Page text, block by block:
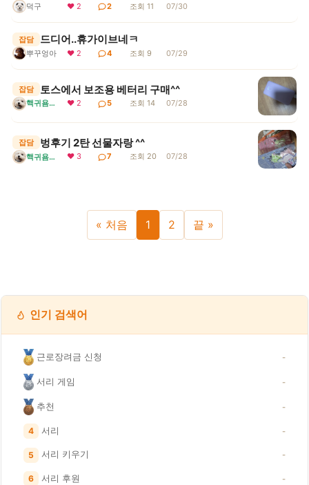
덕구 ❤ 2 2 조회 11 07/30
잡담 드디어..휴가이브네ㅋ
뿌꾸엉아 ❤ 2 4 조회 9 07/29
잡담 토스에서 보조용 베터리 구매^^
핵귀욤서리 ❤ 2 5 조회 14 07/28
잡담 벙후기 2탄 선물자랑 ^^
핵귀욤서리 ❤ 3 7 조회 20 07/28
« 처음 1 2 끝 »
인기 검색어
근로장려금 신청 -
서리 게임 -
추천 -
4 서리 -
5 서리 키우기 -
6 서리 후원 -